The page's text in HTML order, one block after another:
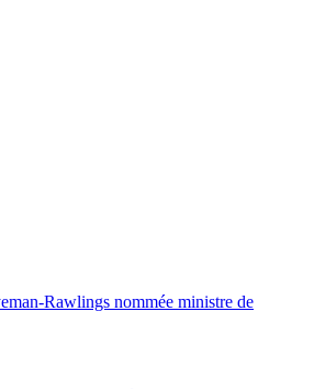
Rawlings nommée ministre de